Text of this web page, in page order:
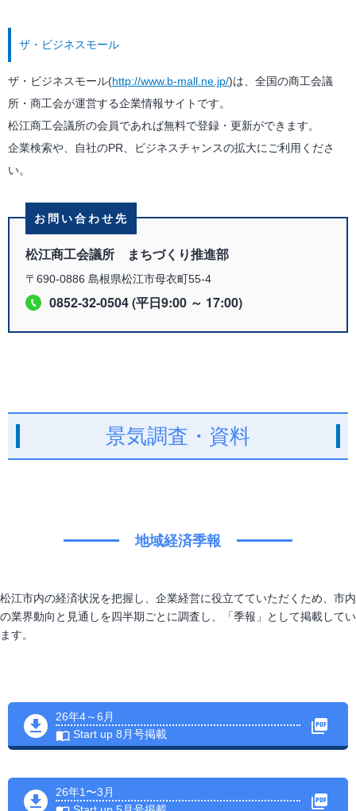
ザ・ビジネスモール
ザ・ビジネスモール(http://www.b-mall.ne.jp/)は、全国の商工会議
所・商工会が運営する企業情報サイトです。
松江商工会議所の会員であれば無料で登録・更新ができます。
企業検索や、自社のPR、ビジネスチャンスの拡大にご利用くださ
い。
お問い合わせ先
松江商工会議所 まちづくり推進部
〒690-0886 島根県松江市母衣町55-4
0852-32-0504 (平日9:00 ～ 17:00)
景気調査・資料
地域経済季報
松江市内の経済状況を把握し、企業経営に役立てていただくため、市内
の業界動向と見通しを四半期ごとに調査し、「季報」として掲載してい
ます。
26年4～6月
Start up 8月号掲載
26年1〜3月